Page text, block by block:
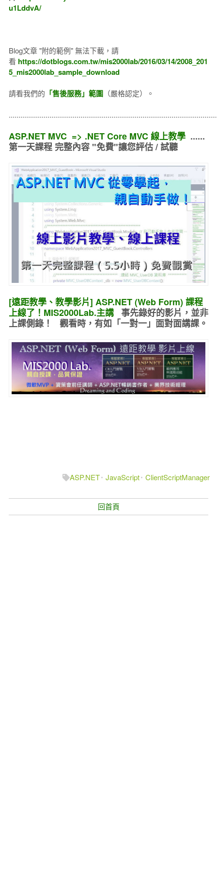
u1LddvA/
Blog文章 "附的範例" 無法下載，請
看 https://dotblogs.com.tw/mis2000lab/2016/03/14/2008_201
5_mis2000lab_sample_download
請看我們的 「售後服務」範圍（嚴格認定）。
ASP.NET MVC => .NET Core MVC 線上教學......
第一天課程 完整內容 "免費"讓您評估 / 試聽
[遠距教學、教學影片] ASP.NET (Web Form) 課程
上線了！MIS2000Lab.主講 事先錄好的影片，並非
上課側錄！ 觀看時，有如 「一對一」面對面講課。
ASP.NET JavaScript ClientScriptManager
回首頁